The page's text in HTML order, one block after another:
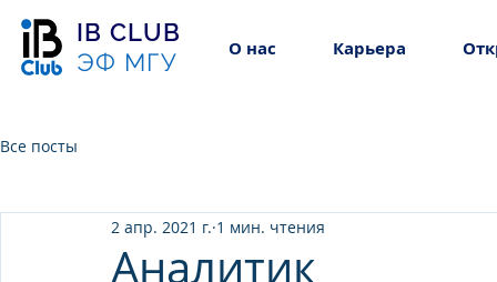
IB CLUB
ЭФ МГУ
О нас Карьера
Все посты
Аналитик
2 апр. 2021 г. 1 мин. чтения